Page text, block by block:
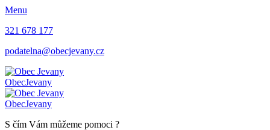
Menu
321 678 177
podatelna@obecjevany.cz
ObecJevany
ObecJevany
S čím Vám můžeme pomoci ?